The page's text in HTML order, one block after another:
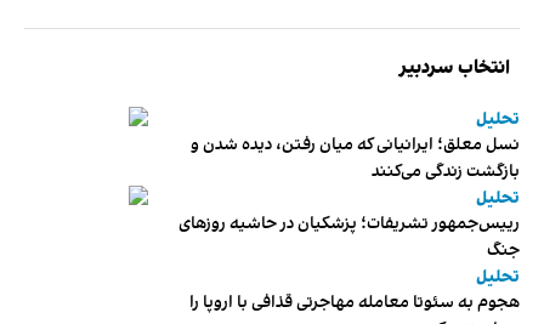
انتخاب سردبیر
تحلیل
نسل معلق؛ ایرانیانی که میان رفتن، دیده شدن و
بازگشت زندگی می‌کنند
تحلیل
رییس‌جمهور تشریفات؛ پزشکیان در حاشیه روزهای
جنگ
تحلیل
هجوم به سئوتا معامله مهاجرتی قذافی با اروپا را